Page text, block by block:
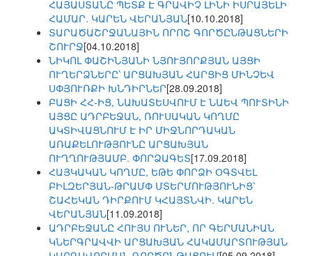
ՀԱՅԱՍՏԱՆԸ ՊԵՏՔ Է ԳՐԱՎԻՉ ԼԻՆԻ ԻՍՐԱՅԵԼԻ
ՀԱՄԱՐ. ԿԱՐԵՆ ՎԵՐԱՆՅԱՆ[10.10.2018]
ՏԱՐԱԾԱՇՐՋԱՆԱՅԻՆ ՈՐՈՇ ԳՈՐԾԸՆԹԱՑՆԵՐԻ
ՇՈՒՐՋ[04.10.2018]
ՆԻԿՈԼ ՓԱՇԻՆՅԱՆԻ ՆՅՈՒՅՈՐՔՅԱՆ ԱՅՑԻ
ՈՒՂԵՐՁՆԵՐԸ՝ ԱՐՑԱԽՅԱՆ ՀԱՐՑԻՑ ՄԻՆՉԵՎ
ՍՓՅՈՒՌՔԻ ԽՆԴԻՐՆԵՐ[28.09.2018]
ԲԱՑԻ ՀՀ-ԻՑ, ՆԱԽԱՏԵՍՎՈՒՄ Է ՆԱԵՎ ՊՈՒՏԻՆԻ
ԱՅՑԸ ԱԴՐԲԵՋԱՆ, ՌՈՒՍԱԿԱՆ ԿՈՂՄԸ
ԱԿՏԻՎԱՑՆՈՒՄ Է ԻՐ ՄԻՋՆՈՐԴԱԿԱՆ
ԱՌԱՔԵԼՈՒԹՅՈՒՆԸ ԱՐՑԱԽՅԱՆ
ՈՒՂՂՈՒԹՅԱՄԲ. ՓՈՐՁԱԳԵՏ[17.09.2018]
ՀԱՅԿԱԿԱՆ ԿՈՂՄԸ, ԵԹԵ ՓՈՐՁԻ ՕԳՏՎԵԼ
ԲԻԼԶԵՐՅԱՆ-ԹՐԱՄՓ ՄՏԵՐՄՈՒԹՅՈՒՆԻՑ՝
ՇԱՀԵԿԱՆ ԴԻՐՔՈՒՄ ԿՀԱՅՏՆՎԻ. ԿԱՐԵՆ
ՎԵՐԱՆՅԱՆ[11.09.2018]
ԱԴՐԲԵՋԱՆԸ ՀՈՒՅՍ ՈՒՆԵՐ, ՈՐ ԳԵՐՄԱՆԻԱՆ
ԿՆԵՐԳՐԱՎՎԻ ԱՐՑԱԽՅԱՆ ՀԱԿԱՄԱՐՏՈՒԹՅԱՆ